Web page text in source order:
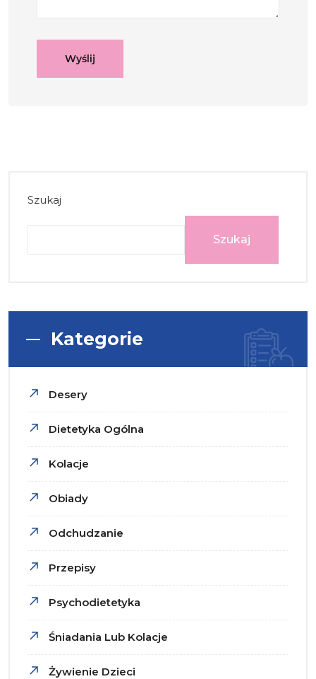
Szukaj
Szukaj
Kategorie
Desery
Dietetyka Ogólna
Kolacje
Obiady
Odchudzanie
Przepisy
Psychodietetyka
Śniadania Lub Kolacje
Żywienie Dzieci